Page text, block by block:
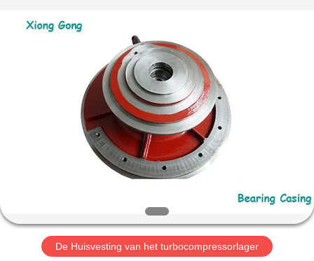
PRODUCTEN
ONGEVEER
FABRIEKSREIS
Electrical
De Huisvesting van het turbocompressorlager